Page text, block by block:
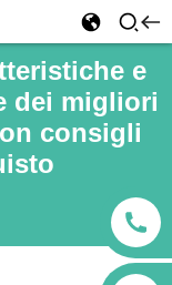
e
dei migliori
consigli